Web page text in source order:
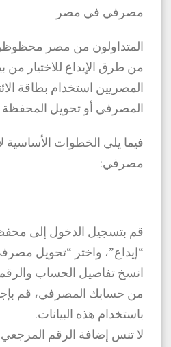
مصرفي في مصر
المتداولون من مصر
من طرق الإيداع للاختيار من
المصريين استخدام بطاقة
المصرفي أو تحويل المحفظة
فيما يلي الخطوات
مصرفي:
“إيداع”، واختر “تحويل
انسخ تفاصيل الحساب
باستخدام هذه البيانات.
لا تنس إضافة الرقم